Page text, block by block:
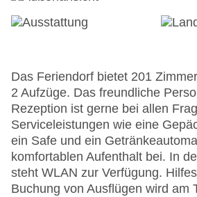
Das Feriendorf bietet 201
2 Aufzüge. Das freundliche
Rezeption ist gerne bei allen
Serviceleistungen wie eine
ein Safe und ein
komfortablen Aufenthalt bei. In
steht WLAN zur Verfügung.
Buchung von Ausflügen wird am